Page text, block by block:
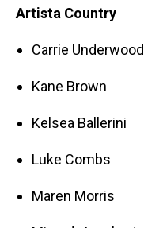
Artista Country
Carrie Underwood
Kane Brown
Kelsea Ballerini
Luke Combs
Maren Morris